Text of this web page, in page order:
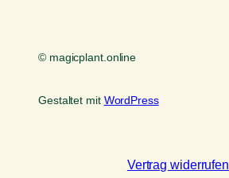
© magicplant.online
Gestaltet mit WordPress
Vertrag widerrufen